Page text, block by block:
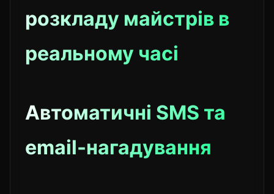
розкладу майстрів в
реальному часі
Автоматичні SMS та
email-нагадування